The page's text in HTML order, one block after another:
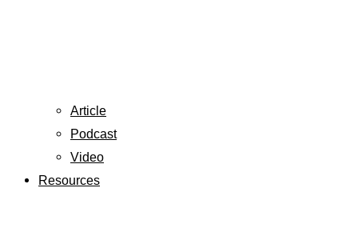
Article
Podcast
Video
Resources